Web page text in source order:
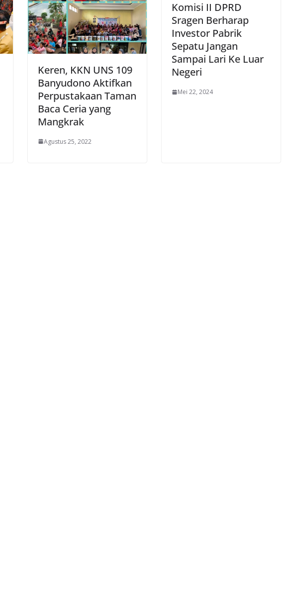
Keren, KKN UNS 109
Banyudono Aktifkan
Perpustakaan Taman
Baca Ceria yang
Mangkrak
Agustus 25, 2022
Komisi II DPRD
Sragen Berharap
Investor Pabrik
Sepatu Jangan
Sampai Lari Ke Luar
Negeri
Mei 22, 2024